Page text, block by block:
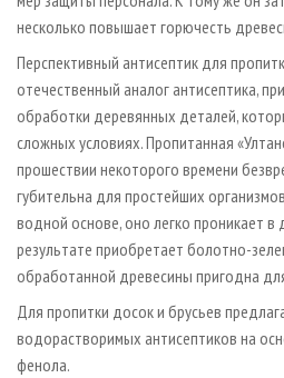
несколько повышает горючесть
Перспективный антисептик для
отечественный аналог антисептика,
обработки деревянных деталей,
сложных условиях. Пропитанная
прошествии некоторого времени
губительна для простейших
водной основе, оно легко проникает в
результате приобретает болотно-
обработанной древесины пригодна
Для пропитки досок и брусьев
водорастворимых антисептиков на
фенола.